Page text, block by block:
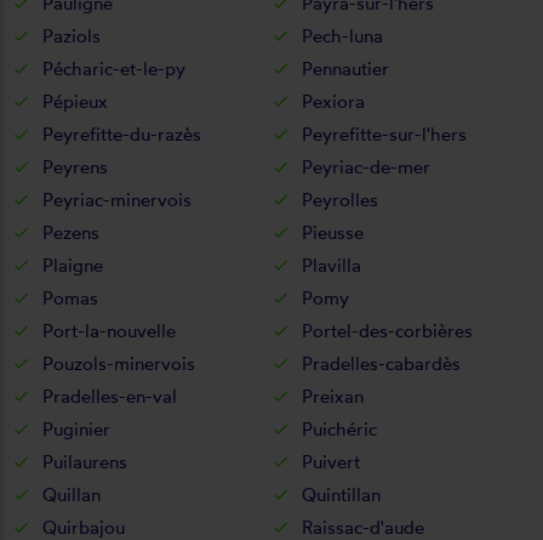
Paziols
Pech-luna
Pécharic-et-le-py
Pennautier
Pépieux
Pexiora
Peyrefitte-du-razès
Peyrefitte-sur-l'hers
Peyrens
Peyriac-de-mer
Peyriac-minervois
Peyrolles
Pezens
Pieusse
Plaigne
Plavilla
Pomas
Pomy
Port-la-nouvelle
Portel-des-corbières
Pouzols-minervois
Pradelles-cabardès
Pradelles-en-val
Preixan
Puginier
Puichéric
Puilaurens
Puivert
Quillan
Quintillan
Quirbajou
Raissac-d'aude